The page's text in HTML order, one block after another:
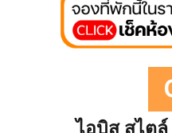
โรงแรมแห่งย่านรัชดา ในย่